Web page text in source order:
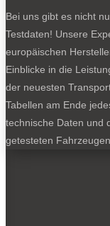
Bei uns gibt es nicht
Testdaten! Unsere
europäischen
Einblicke in die
der neuesten
Tabellen am Ende
technische Daten und
getesteten Fahrzeugen.